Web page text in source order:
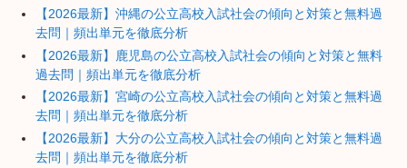
【2026最新】沖縄の公立高校入試社会の傾向と対策と無料過
去問｜頻出単元を徹底分析
【2026最新】鹿児島の公立高校入試社会の傾向と対策と無料
過去問｜頻出単元を徹底分析
【2026最新】宮崎の公立高校入試社会の傾向と対策と無料過
去問｜頻出単元を徹底分析
【2026最新】大分の公立高校入試社会の傾向と対策と無料過
去問｜頻出単元を徹底分析